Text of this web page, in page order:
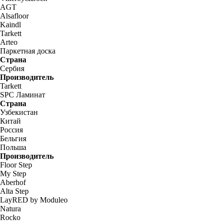
AGT
Alsafloor
Kaindl
Tarkett
Arteo
Паркетная доска
Страна
Сербия
Производитель
Tarkett
SPC Ламинат
Страна
Узбекистан
Китай
Россия
Бельгия
Польша
Производитель
Floor Step
My Step
Aberhof
Alta Step
LayRED by Moduleo
Natura
Rocko